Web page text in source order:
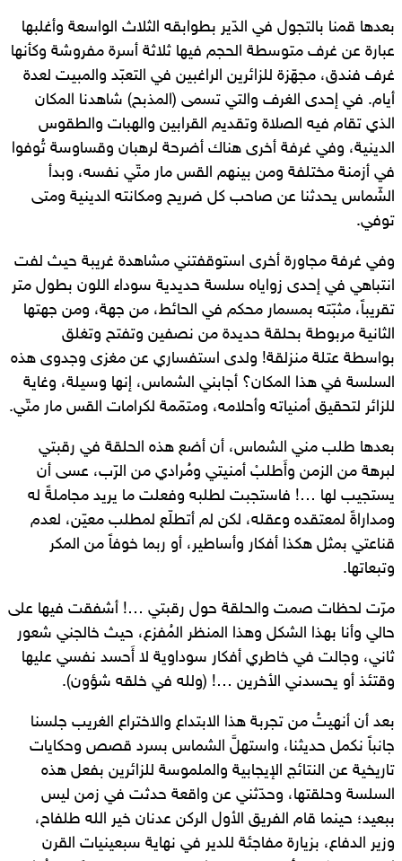
بعدها قمنا بالتجول في الدّير بطوابقه الثلاث الواسعة وأغلبها
عبارة عن غرف متوسطة الحجم فيها ثلاثة أسرة مفروشة وكأنها
غرف فندق، مجهّزة للزائرين الراغبين في التعبّد والمبيت لعدة
أيام. في إحدى الغرف والتي تسمى (المذبح) شاهدنا المكان
الذي تقام فيه الصلاة وتقديم القرابين والهبات والطقوس
الدينية، وفي غرفة أخرى هناك أضرحة لرهبان وقساوسة تُوفوا
في أزمنة مختلفة ومن بينهم القس مار متّي نفسه، وبدأ
الشّماس يحدثنا عن صاحب كل ضريح ومكانته الدينية ومتى
توفي.
وفي غرفة مجاورة أخرى استوقفتني مشاهدة غريبة حيث لفت
انتباهي في إحدى زواياه سلسة حديدية سوداء اللون بطول متر
تقريباً، مثبّته بمسمار محكم في الحائط، من جهة، ومن جهتها
الثانية مربوطة بحلقة حديدة من نصفين وتفتح وتغلق
بواسطة عتلة منزلقة! ولدى استفساري عن مغزى وجدوى هذه
السلسة في هذا المكان؟ أجابني الشماس، إنها وسيلة، وغاية
للزائر لتحقيق أمنياته وأحلامه، ومتمّمة لكرامات القس مار متّي.
بعدها طلب مني الشماس، أن أضع هذه الحلقة في رقبتي
لبرهة من الزمن وأَطلبْ أمنيتي ومُرادي من الرّب، عسى أن
يستجيب لها …! فاستجبت لطلبه وفعلت ما يريد مجاملةً له
ومداراةً لمعتقده وعقله، لكن لم أتطلّع لمطلب معيّن، لعدم
قناعتي بمثل هكذا أفكار وأساطير، أو ربما خوفاً من المكر
وتبعاتها.
مرّت لحظات صمت والحلقة حول رقبتي …! أشفقت فيها على
حالي وأنا بهذا الشكل وهذا المنظر المُفزع، حيث خالجني شعور
ثاني، وجالت في خاطري أفكار سوداوية لا أَحسد نفسي عليها
وقتئذ أو يحسدني الأخرين …! (ولله في خلقه شؤون).
بعد أن أنهيتُ من تجربة هذا الابتداع والاختراع الغريب جلسنا
جانباً نكمل حديثنا، واستهلَّ الشماس بسرد قصص وحكايات
تاريخية عن النتائج الإيجابية والملموسة للزائرين بفعل هذه
السلسة وحلقتها، وحدّثني عن واقعة حدثت في زمن ليس
ببعيد؛ حينما قام الفريق الأول الركن عدنان خير الله طلفاح،
وزير الدفاع، بزيارة مفاجئة للدير في نهاية سبعينيات القرن